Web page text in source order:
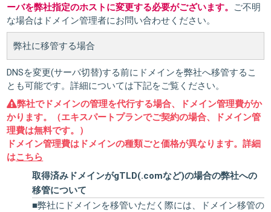
ーバを弊社指定のホストに変更する必要がございます。 ご不明
な場合はドメイン管理者にお問い合わせください。
弊社に移管する場合
DNSを変更(サーバ切替)する前にドメインを弊社へ移管するこ
とも可能です。詳細については下記をご覧ください。
弊社でドメインの管理を代行する場合、ドメイン管理費がか
かります。（エキスパートプランでご契約の場合、ドメイン管
理費は無料です。）
ドメイン管理費はドメインの種類ごと価格が異なります。詳細
はこちら
取得済みドメインがgTLD(.comなど)の場合の弊社への
移管について
■弊社にドメインを移管いただく際には、ドメイン移管の